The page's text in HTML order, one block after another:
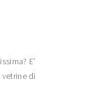
E’
di